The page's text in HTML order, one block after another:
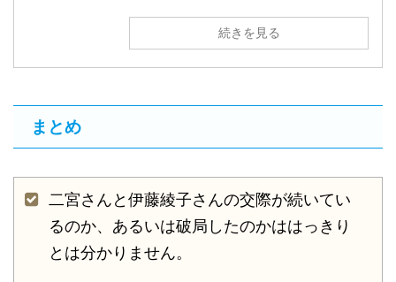
続きを見る
まとめ
二宮さんと伊藤綾子さんの交際が続いてい
るのか、あるいは破局したのかははっきり
とは分かりません。